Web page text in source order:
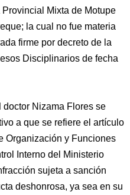
Mixta de Motupe
la cual no fue materia
firme por decreto de la
Disciplinarios de fecha
doctor Nizama Flores se
a que se refiere el artículo
Organización y Funciones
Interno del Ministerio
sujeta a sanción
deshonrosa, ya sea en su